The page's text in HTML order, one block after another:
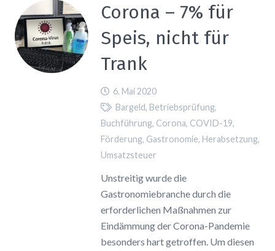
Corona – 7% für
Speis, nicht für
Trank
6. Mai 2020
Bargeld, Betriebsprüfung,
Buchführung, Corona, COVID-19,
Förderung, Gastronomie, Herabsetzung,
Umsatzsteuer
Unstreitig wurde die
Gastronomiebranche durch die
erforderlichen Maßnahmen zur
Eindämmung der Corona-Pandemie
besonders hart getroffen. Um diesen